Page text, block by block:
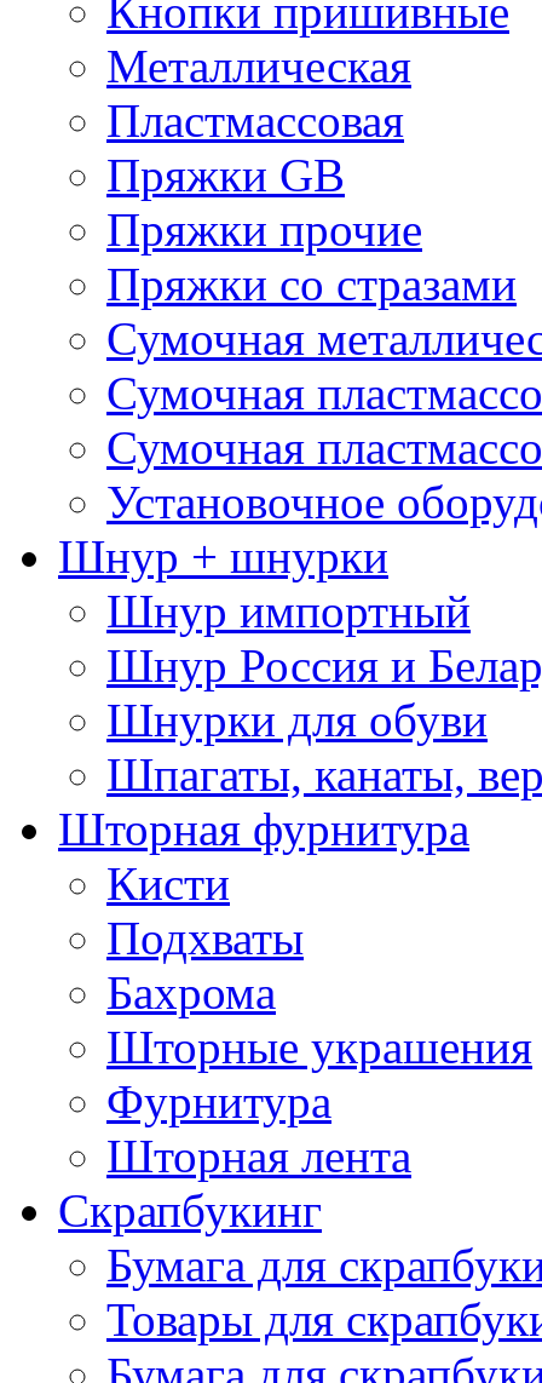
Кнопки пришивные
Металлическая
Пластмассовая
Пряжки GB
Пряжки прочие
Пряжки со стразами
Сумочная
Сумочная
Сумочная
Установочное
Шнур + шнурки
Шнур импортный
Шнур Россия и
Шнурки для обуви
Шпагаты, канаты,
Шторная фурнитура
Кисти
Подхваты
Бахрома
Шторные украшения
Фурнитура
Шторная лента
Скрапбукинг
Бумага для
Товары для